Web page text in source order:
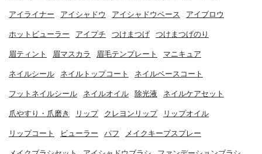
アイライナー アイシャドウ アイシャドウベース アイブロウ
ホットビューラー アイプチ つけまつげ つけまつげのり
眉ティント 眉マスカラ 眉毛テンプレート マニキュア
ネイルシール ネイルトップコート ネイルベースコート
フットネイルシール ネイルオイル 除光液 ネイルケアセット
爪やすり・爪磨き リップ クレヨンリップ リップオイル
リップコート ビューラー パフ メイクキープスプレー